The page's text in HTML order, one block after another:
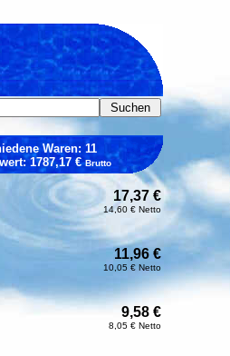
Waren: 11
1787,17 €Brutto
17,37 €
14,60 € Netto
11,96 €
10,05 € Netto
9,58 €
8,05 € Netto